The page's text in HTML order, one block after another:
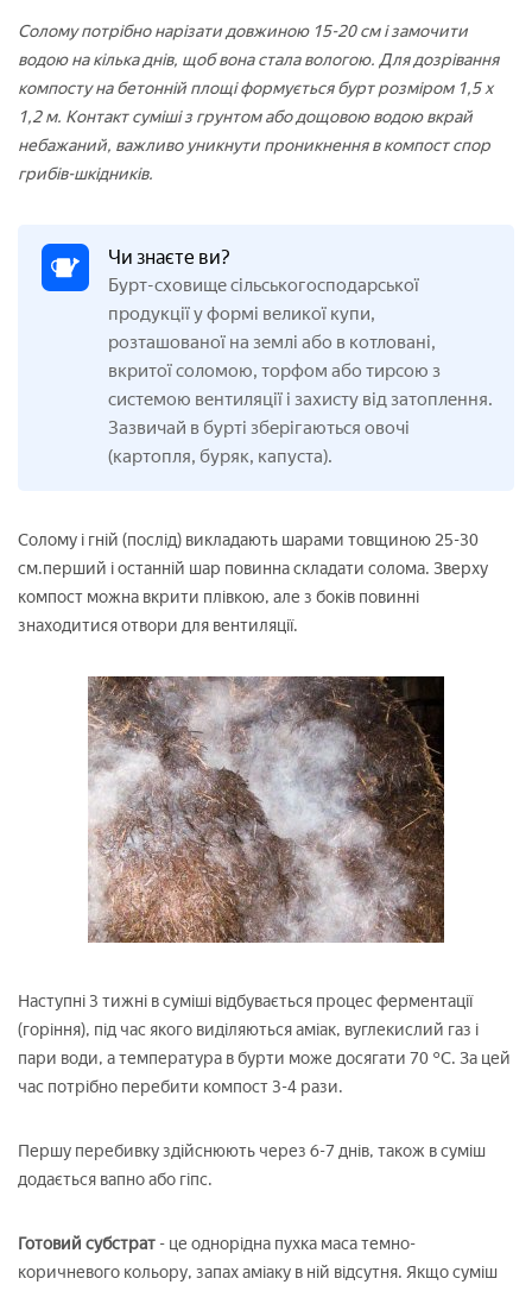
Солому потрібно нарізати довжиною 15-20 см і замочити
водою на кілька днів, щоб вона стала вологою. Для дозрівання
компосту на бетонній площі формується бурт розміром 1,5 х
1,2 м. Контакт суміші з грунтом або дощовою водою вкрай
небажаний, важливо уникнути проникнення в компост спор
грибів-шкідників.
Чи знаєте ви?
Бурт-сховище сільськогосподарської
продукції у формі великої купи,
розташованої на землі або в котловані,
вкритої соломою, торфом або тирсою з
системою вентиляції і захисту від затоплення.
Зазвичай в бурті зберігаються овочі
(картопля, буряк, капуста).
Солому і гній (послід) викладають шарами товщиною 25-30
см.перший і останній шар повинна складати солома. Зверху
компост можна вкрити плівкою, але з боків повинні
знаходитися отвори для вентиляції.
Наступні 3 тижні в суміші відбувається процес ферментації
(горіння), під час якого виділяються аміак, вуглекислий газ і
пари води, а температура в бурти може досягати 70 °C. За цей
час потрібно перебити компост 3-4 рази.
Першу перебивку здійснюють через 6-7 днів, також в суміш
додається вапно або гіпс.
Готовий субстрат - це однорідна пухка маса темно-
коричневого кольору, запах аміаку в ній відсутня. Якщо суміш